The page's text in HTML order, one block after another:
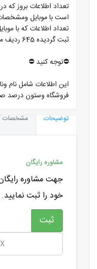
است با موبایل ومشخصات کامل 1200
ثبت گردیده 645 ردیف میباشد
⛔️توجه کنید ⛔️
این اطلاعات شامل نام
فروشگاه وستون درصد
توضیحات مشخصات
مشاوره رایگان
جهت مشاوره
خود را ثبت نمایید.